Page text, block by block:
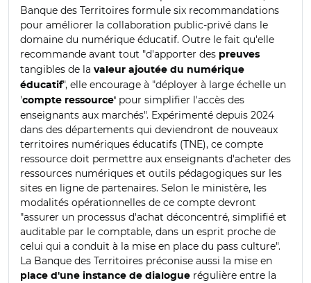
Banque des Territoires formule six recommandations
pour améliorer la collaboration public-privé dans le
domaine du numérique éducatif. Outre le fait qu'elle
recommande avant tout "d'apporter des preuves
tangibles de la valeur ajoutée du numérique
éducatif", elle encourage à "déployer à large échelle un
'compte ressource' pour simplifier l'accès des
enseignants aux marchés". Expérimenté depuis 2024
dans des départements qui deviendront de nouveaux
territoires numériques éducatifs (TNE), ce compte
ressource doit permettre aux enseignants d'acheter des
ressources numériques et outils pédagogiques sur les
sites en ligne de partenaires. Selon le ministère, les
modalités opérationnelles de ce compte devront
"assurer un processus d'achat déconcentré, simplifié et
auditable par le comptable, dans un esprit proche de
celui qui a conduit à la mise en place du pass culture".
La Banque des Territoires préconise aussi la mise en
place d'une instance de dialogue régulière entre la